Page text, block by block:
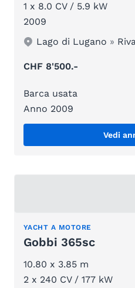
1 x 8.0 CV / 5.9 kW
2009
Lago di Lugano »
CHF 8'500.-
Barca usata
Anno 2009
Vedi
YACHT A MOTORE
Gobbi 365sc
10.80 x 3.85 m
2 x 240 CV / 177 kW